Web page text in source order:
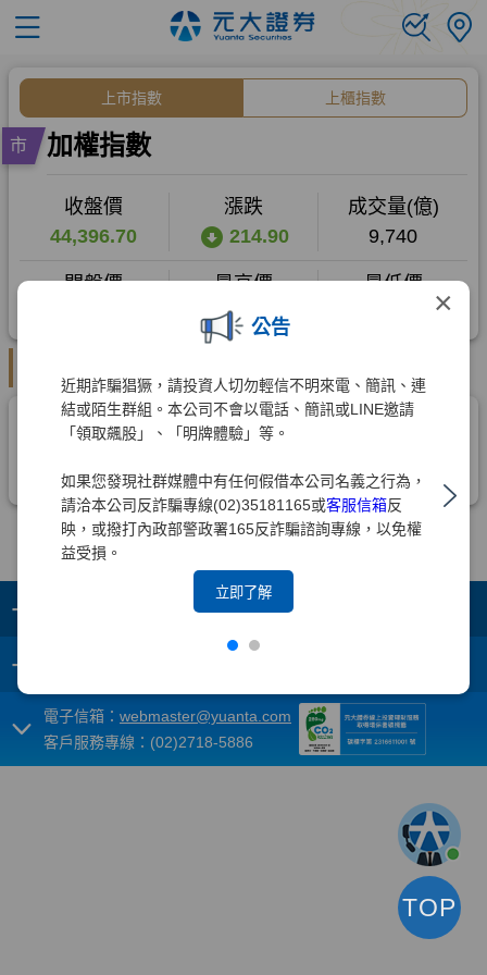
×
公告
近期詐騙猖獗，請投資人切勿輕信不明來電、簡訊、連
結或陌生群組。本公司不會以電話、簡訊或LINE邀請
「領取飆股」、「明牌體驗」等。
如果您發現社群媒體中有任何假借本公司名義之行為，
請洽本公司反詐騙專線(02)35181165或客服信箱反
映，或撥打內政部警政署165反詐騙諮詢專線，以免權
益受損。
立即了解
+
+
電子信箱： webmaster@yuanta.com
客戶服務專線：(02)2718-5886
TOP